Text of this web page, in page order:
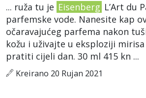
... ruža tu je Eisenberg L’Art du
parfemske vode. Nanesite kap
očaravajućeg parfema nakon
kožu i uživajte u eksploziji mirisa
pratiti cijeli dan. 30 ml 415 kn ...
Kreirano 20 Rujan 2021